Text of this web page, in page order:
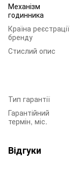
Механізм
годинника
Країна реєстрації
бренду
Стислий опис
Тип гарантії
Гарантійний
термін, міс.
Відгуки